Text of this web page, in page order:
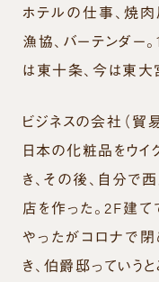
ホテルの仕事、焼肉
漁協、バーテンダー
は東十条、今は東大
ビジネスの会社（貿
日本の化粧品をウイ
き、その後、自分で
店を作った。2F建て
やったがコロナで
き、伯爵邸っていう